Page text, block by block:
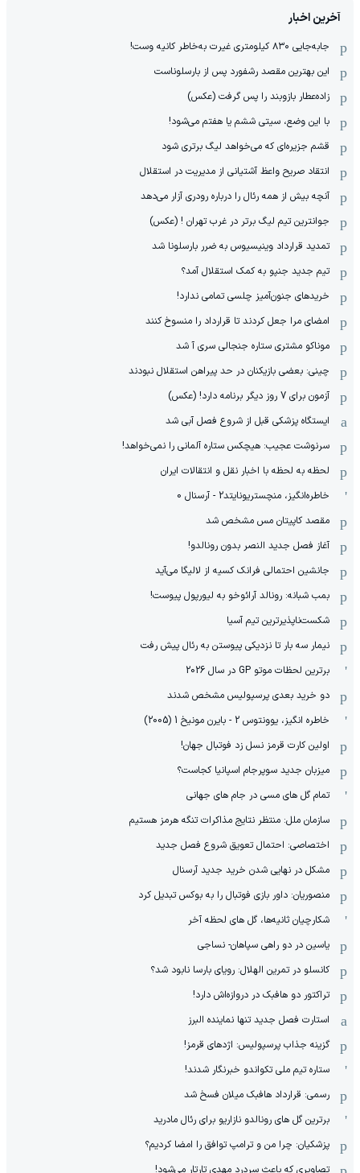
آخرین اخبار
جابه‌جایی ۸۳۰ کیلومتری غیرت به‌خاطر کانیه وست!
این بهترین مقصد رشفورد پس از بارسلوناست
زاده‌عطار بازوبند را پس گرفت (عکس)
با این وضع، سیتی ششم یا هفتم می‌شود!
قشم جزیره‌ای که می‌خواهد لیگ برتری شود
انتقاد صریح واعظ آشتیانی از مدیریت در استقلال
آنچه بیش از همه رئال را درباره رودری آزار می‌دهد
جوانترین تیم لیگ برتر در غرب تهران ! (عکس)
تمدید قرارداد وینیسیوس به ضرر بارسلونا شد
تیم جدید جنپو به کمک استقلال آمد؟
خریدهای جنون‌آمیز چلسی تمامی ندارد!
امضای مرا جعل کردند تا قرارداد را منسوخ کنند
موناکو مشتری ستاره جنجالی سری آ شد
چینی: بعضی بازیکنان در حد پیراهن استقلال نبودند
آزمون برای 7 روز دیگر برنامه دارد! (عکس)
ایستگاه پزشکی قبل از شروع فصل آبی شد
سرنوشت عجیب: هیچکس ستاره آلمانی را نمی‌خواهد!
لحظه به لحظه با اخبار نقل و انتقالات ایران
خاطره‌انگیز، منچستریونایتد2 - آرسنال 0
مقصد کاپیتان مس مشخص شد
آغاز فصل جدید النصر بدون رونالدو!
جانشین احتمالی فرانک کسیه از لالیگا می‌آید
بمب شبانه: رونالد آرائوخو به لیورپول پیوست!
شکست‌ناپذیرترین تیم آسیا
نیمار سه بار تا نزدیکی پیوستن به رئال پیش رفت
برترین لحظات موتو GP در سال 2026
دو خرید بعدی پرسپولیس مشخص شدند
خاطره انگیز، یوونتوس 2 - بایرن مونیخ 1 (2005)
اولین کارت قرمز نسل زد فوتبال جهان!
میزبان جدید سوپرجام اسپانیا کجاست؟
تمام گل های مسی در جام های جهانی
سازمان ملل: منتظر نتایج مذاکرات تنگه هرمز هستیم
اختصاصی: احتمال تعویق شروع فصل جدید
مشکل در نهایی شدن خرید جدید آرسنال
منصوریان: داور بازی فوتبال را به بوکس تبدیل کرد
شکارچیان ثانیه‌ها، گل های لحظه آخر
یاسین در دو راهی سپاهان- نساجی
کانسلو در تمرین الهلال: رویای بارسا نابود شد؟
تراکتور دو هافبک در دروازه‌اش دارد!
استارت فصل جدید تنها نماینده البرز
گزینه جذاب پرسپولیس: اژدهای قرمز!
ستاره تیم ملی تکواندو خبرنگار شدند!
رسمی: قرارداد هافبک میلان فسخ شد
برترین گل های رونالدو نازاریو برای رئال مادرید
پزشکیان: چرا من و ترامپ توافق را امضا کردیم؟
تصاویری که باعث سردرد مهدی تارتار می‌شود!